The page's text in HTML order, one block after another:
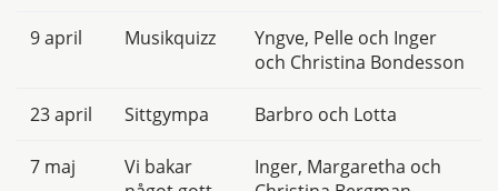
9 april Musikquizz
Yngve, Pelle och Inger
och Christina Bondesson
23 april Sittgympa Barbro och Lotta
7 maj
Vi bakar
Inger, Margaretha och